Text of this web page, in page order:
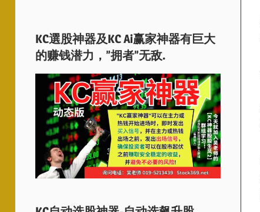
KC選股神器及KC Ai赢家神器有巨大
的赚钱潜力，”拥者”无敌.